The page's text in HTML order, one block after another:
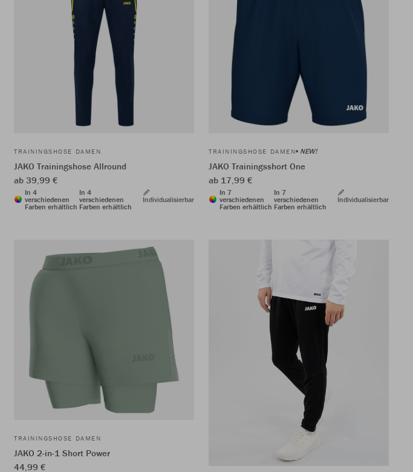
TRAININGSHOSE DAMEN
JAKO Trainingshose Allround
ab 39,99 €
In 4
verschiedenen
Farben erhältlich
In 4
verschiedenen
Farben erhältlich
Individualisierbar
TRAININGSHOSE DAMEN NEW!
JAKO Trainingsshort One
ab 17,99 €
In 7
verschiedenen
Farben erhältlich
In 7
verschiedenen
Farben erhältlich
Individualisierbar
TRAININGSHOSE DAMEN
JAKO 2-in-1 Short Power
44,99 €